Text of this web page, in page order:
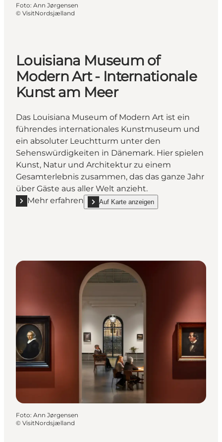
Foto: Ann Jørgensen
© VisitNordsjælland
Louisiana Museum of
Modern Art - Internationale
Kunst am Meer
Das Louisiana Museum of Modern Art ist ein
führendes internationales Kunstmuseum und
ein absoluter Leuchtturm unter den
Sehenswürdigkeiten in Dänemark. Hier spielen
Kunst, Natur und Architektur zu einem
Gesamterlebnis zusammen, das das ganze Jahr
über Gäste aus aller Welt anzieht.
Mehr erfahren
Mehr erfahren "Louisiana Museum of Modern Art -
Auf Karte anzeigen
show Louisiana Museum of Modern Art -
Foto: Ann Jørgensen
© VisitNordsjælland